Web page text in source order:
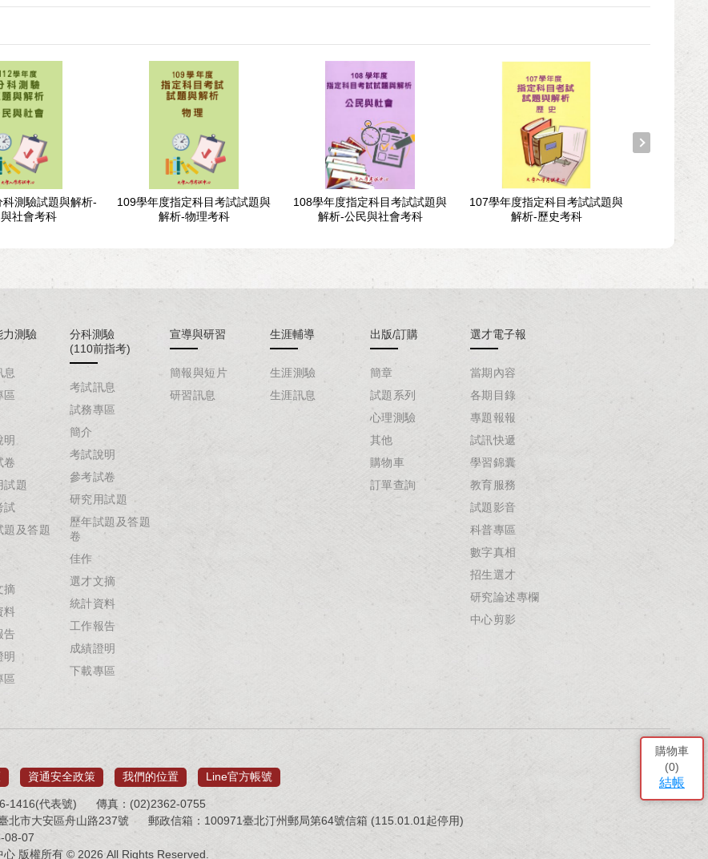
測驗試題與解析-
社會考科
109學年度指定科目考試試題與
解析-物理考科
108學年度指定科目考試試題與
解析-公民與社會考科
107學年度指定科目考試試題與
解析-歷史考科
購物車
(0)
結帳
力測驗
息
區
明
卷
試題
試
題及答題
摘
料
告
明
區
分科測驗
(110前指考)
考試訊息
試務專區
簡介
考試說明
參考試卷
研究用試題
歷年試題及答題
卷
佳作
選才文摘
統計資料
工作報告
成績證明
下載專區
宣導與研習
簡報與短片
研習訊息
生涯輔導
生涯測驗
生涯訊息
出版/訂購
簡章
試題系列
心理測驗
其他
購物車
訂單查詢
選才電子報
當期內容
各期目錄
專題報報
試訊快遞
學習錦囊
教育服務
試題影音
科普專區
數字真相
招生選才
研究論述專欄
中心剪影
資通安全政策 我們的位置 Line官方帳號
1416(代表號)
傳真：(02)2362-0755
北市大安區舟山路237號
郵政信箱：100971臺北汀州郵局第64號信箱 (115.01.01起停用)
08-07
心 版權所有 © 2026 All Rights Reserved.